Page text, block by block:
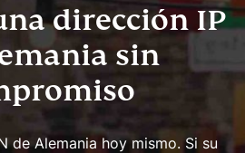
dirección IP
sin
de Alemania hoy mismo. Si su